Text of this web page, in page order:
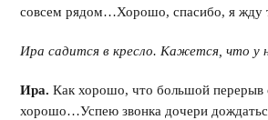
совсем рядом…Хорошо, спасибо, я жду
Ира садится в кресло. Кажется, что у
Ира. Как хорошо, что большой перерыв
хорошо…Успею звонка дочери